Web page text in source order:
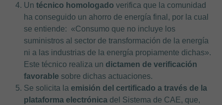
Untécnico homologado verifica que la comunidad
ha conseguido un ahorro de energía final, por la cual
se entiende: «Consumo que no incluye los
suministros al sector de transformación de la energía
ni a las industrias de la energía propiamente dichas».
Este técnico realiza un dictamen de verificación
favorable sobre dichas actuaciones.
Se solicita la emisión del certificado a través de la
plataforma electrónica del Sistema de CAE, que,